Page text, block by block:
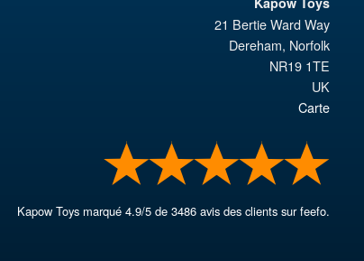
21 Bertie Ward Way
Dereham, Norfolk
NR19 1TE
UK
Carte
Kapow Toys marqué4.9/5 de3486 avis des clients sur feefo.